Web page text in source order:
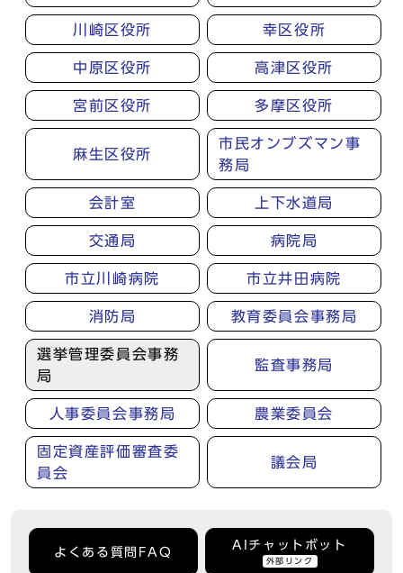
川崎区役所 幸区役所
中原区役所 高津区役所
宮前区役所 多摩区役所
麻生区役所
市民オンブズマン事
務局
会計室 上下水道局
交通局 病院局
市立川崎病院 市立井田病院
消防局 教育委員会事務局
選挙管理委員会事務
局
監査事務局
人事委員会事務局 農業委員会
固定資産評価審査委
員会
議会局
よくある質問FAQ
AIチャットボット
外部リンク